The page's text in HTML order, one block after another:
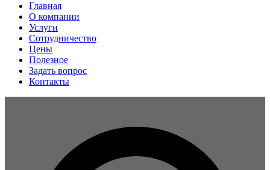
Главная
О компании
Услуги
Сотрудничество
Цены
Полезное
Задать вопрос
Контакты